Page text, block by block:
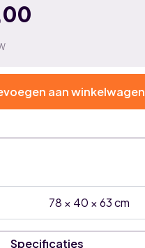
aan winkelwagen
78 × 40 × 63 cm
Specificaties